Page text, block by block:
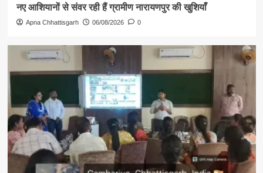
नए आशियानों से संवर रही हैं ग्रामीण नारायणपुर की खुशियाँ
Apna Chhattisgarh 06/08/2026 0